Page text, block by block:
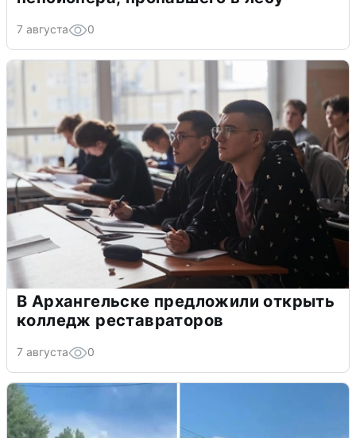
7 августа 0
В Архангельске предложили открыть
колледж реставраторов
7 августа 0